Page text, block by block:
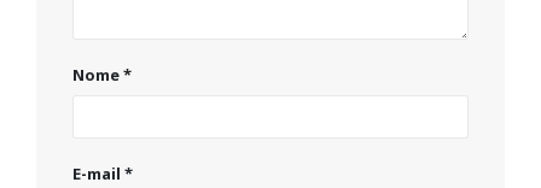
Nome*
E-mail *